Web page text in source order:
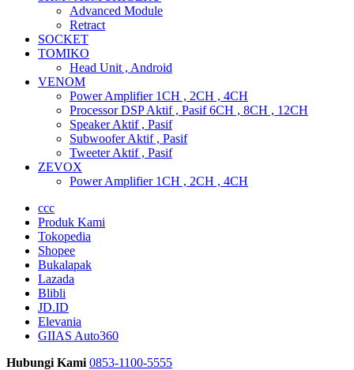
Advanced Module
Retract
SOCKET
TOMIKO
Head Unit , Android
VENOM
Power Amplifier 1CH , 2CH , 4CH
Processor DSP Aktif , Pasif 6CH , 8CH , 12CH
Speaker Aktif , Pasif
Subwoofer Aktif , Pasif
Tweeter Aktif , Pasif
ZEVOX
Power Amplifier 1CH , 2CH , 4CH
ccc
Produk Kami
Tokopedia
Shopee
Bukalapak
Lazada
Blibli
JD.ID
Elevania
GIIAS Auto360
Hubungi Kami 0853-1100-5555